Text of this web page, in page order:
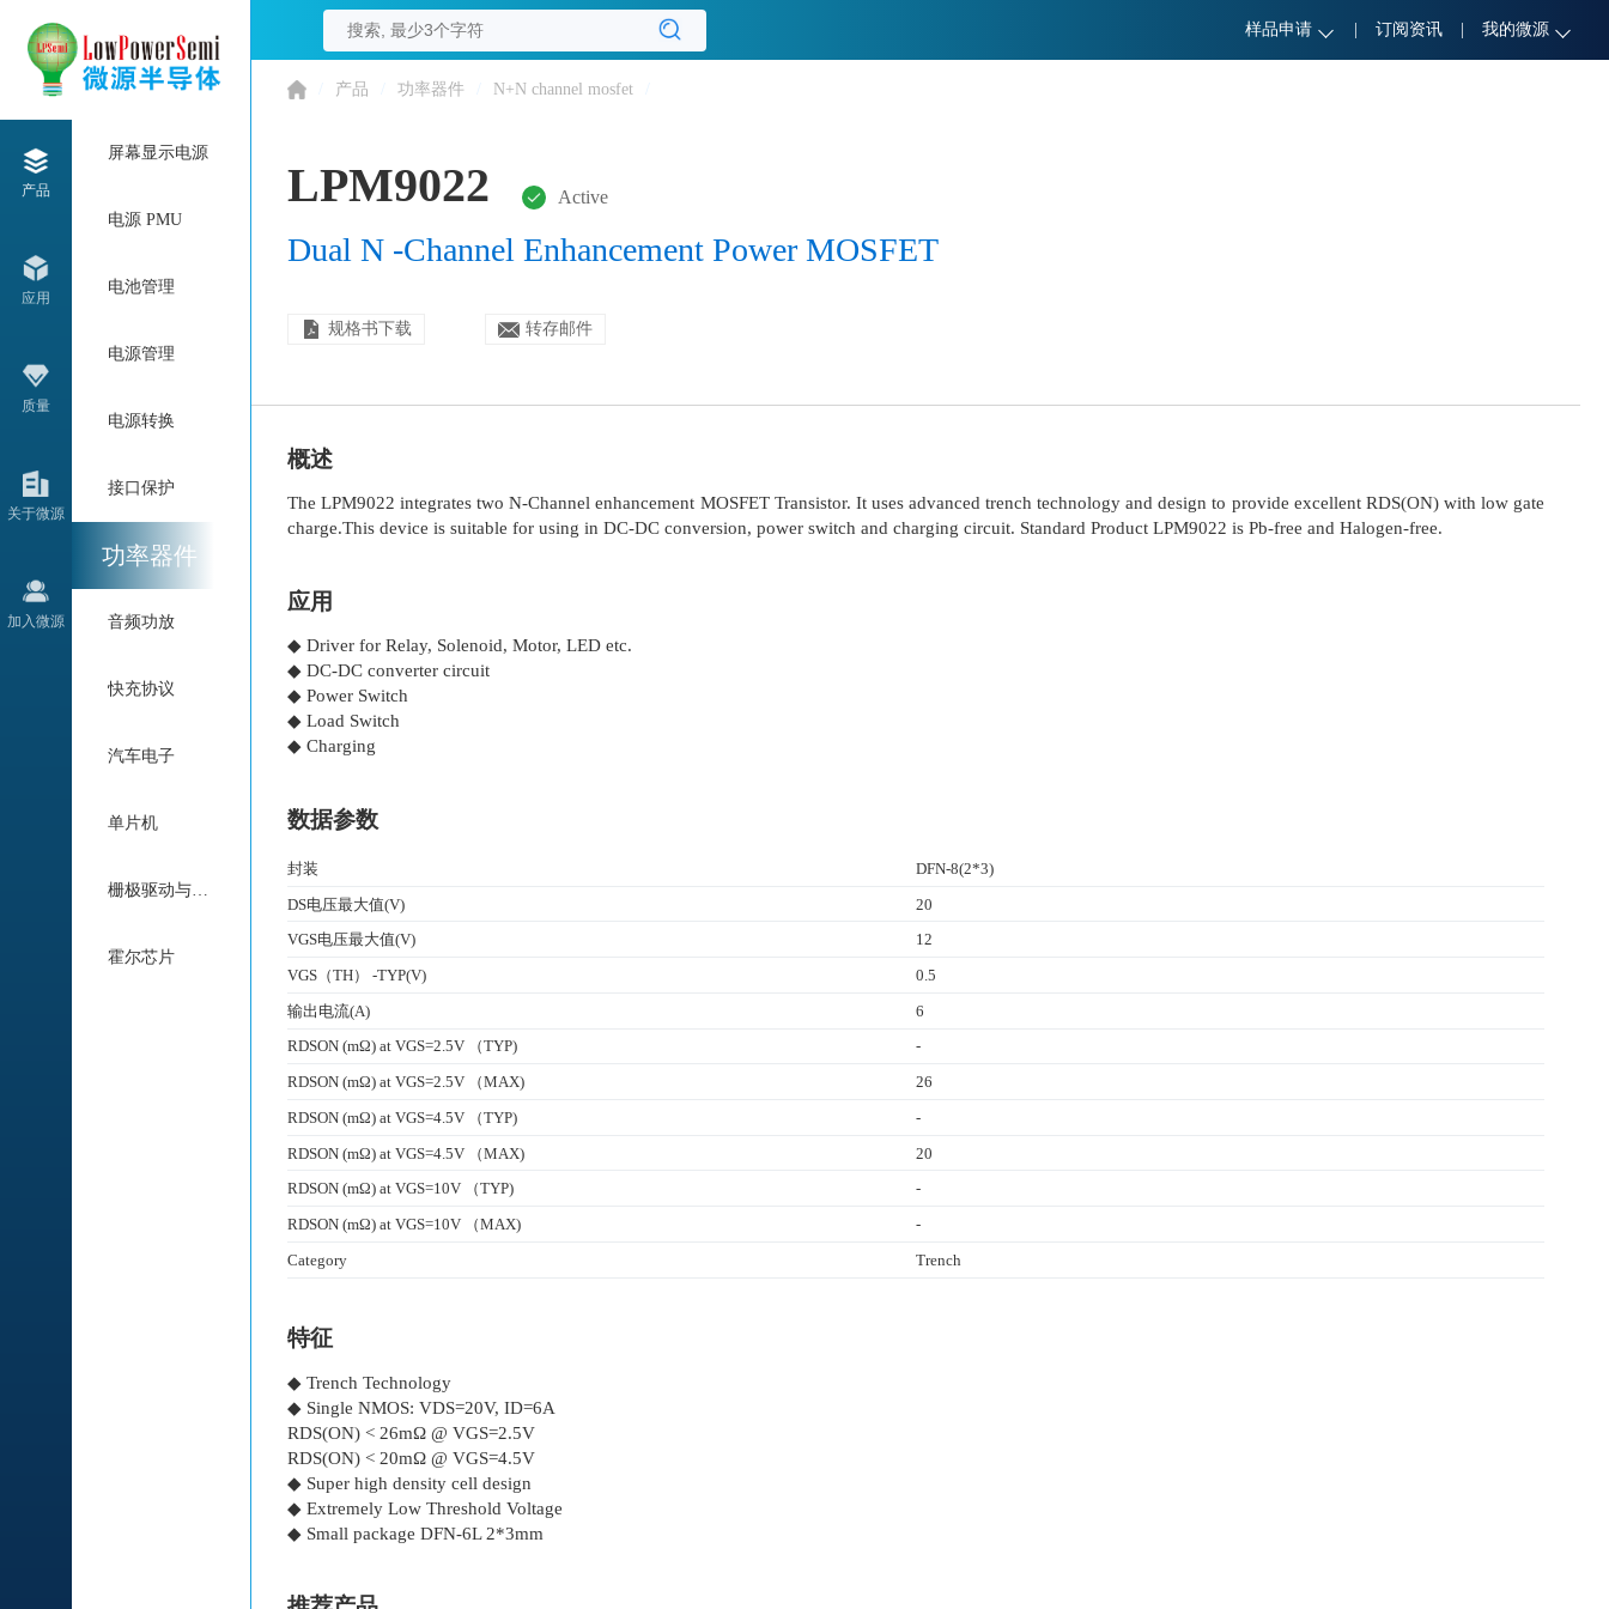
样品申请 订阅资讯 我的微源
产品
应用
质量
关于微源
加入微源
屏幕显示电源
电源 PMU
电池管理
电源管理
电源转换
接口保护
功率器件
音频功放
快充协议
汽车电子
单片机
栅极驱动与电机驱动
霍尔芯片
产品 功率器件 N+N channel mosfet
LPM9022 Active
Dual N -Channel Enhancement Power MOSFET
规格书下载 转存邮件
概述
The LPM9022 integrates two N-Channel enhancement MOSFET Transistor. It uses advanced trench technology and design to provide excellent RDS(ON) with low gate
charge.This device is suitable for using in DC-DC conversion, power switch and charging circuit. Standard Product LPM9022 is Pb-free and Halogen-free.
应用
◆ Driver for Relay, Solenoid, Motor, LED etc.
◆ DC-DC converter circuit
◆ Power Switch
◆ Load Switch
◆ Charging
数据参数
封装
DFN-8(2*3)
DS电压最大值(V)
20
VGS电压最大值(V)
12
VGS（TH） -TYP(V)
0.5
输出电流(A)
6
RDSON (mΩ) at VGS=2.5V （TYP)
-
RDSON (mΩ) at VGS=2.5V （MAX)
26
RDSON (mΩ) at VGS=4.5V （TYP)
-
RDSON (mΩ) at VGS=4.5V （MAX)
20
RDSON (mΩ) at VGS=10V （TYP)
-
RDSON (mΩ) at VGS=10V （MAX)
-
Category
Trench
特征
◆ Trench Technology
◆ Single NMOS: VDS=20V, ID=6A
RDS(ON) < 26mΩ @ VGS=2.5V
RDS(ON) < 20mΩ @ VGS=4.5V
◆ Super high density cell design
◆ Extremely Low Threshold Voltage
◆ Small package DFN-6L 2*3mm